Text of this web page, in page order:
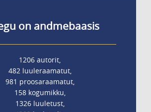
on andmebaasis
1206 autorit,
482 luuleraamatut,
981 proosaraamatut,
158 kogumikku,
1326 luuletust,